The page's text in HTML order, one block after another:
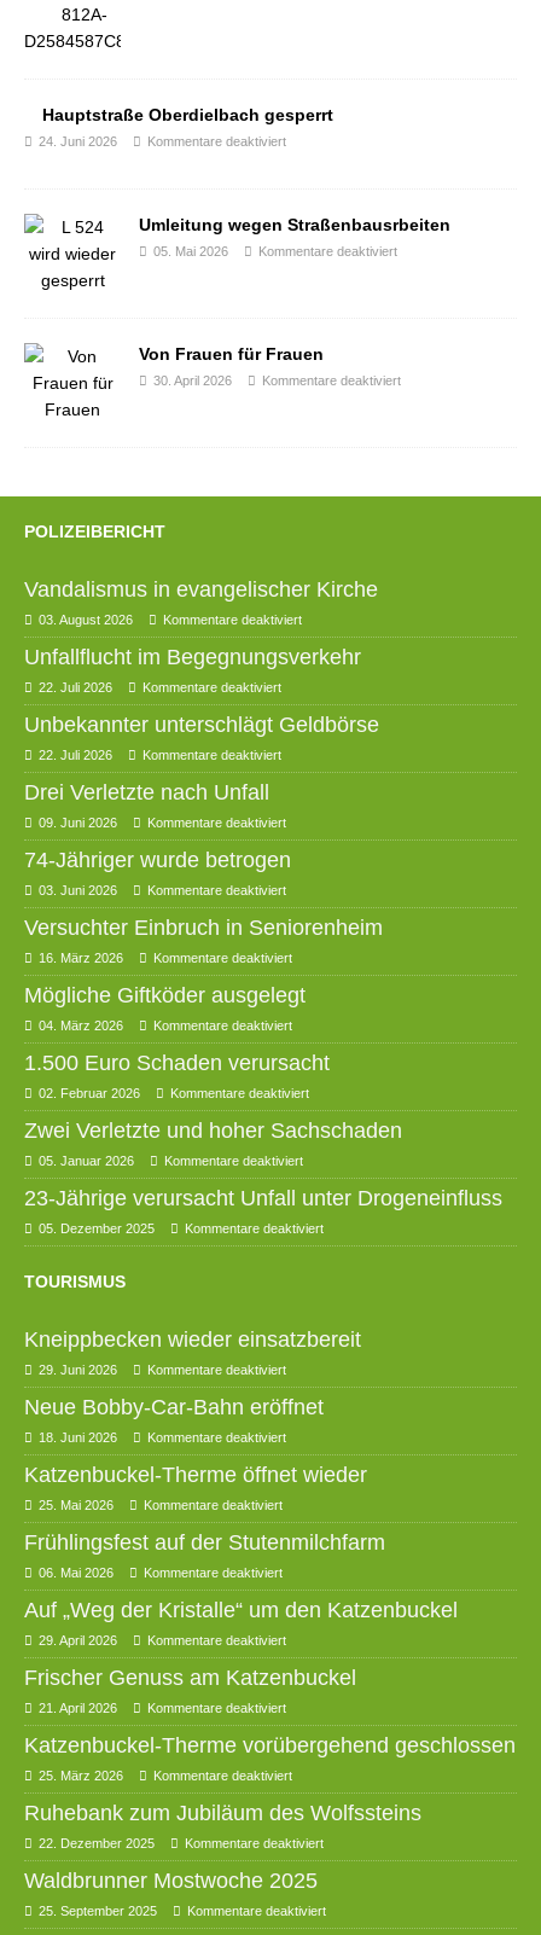
Hauptstraße Oberdielbach gesperrt
24. Juni 2026 Kommentare deaktiviert
Umleitung wegen Straßenbausrbeiten
05. Mai 2026 Kommentare deaktiviert
Von Frauen für Frauen
30. April 2026 Kommentare deaktiviert
POLIZEIBERICHT
Vandalismus in evangelischer Kirche
03. August 2026 Kommentare deaktiviert
Unfallflucht im Begegnungsverkehr
22. Juli 2026 Kommentare deaktiviert
Unbekannter unterschlägt Geldbörse
22. Juli 2026 Kommentare deaktiviert
Drei Verletzte nach Unfall
09. Juni 2026 Kommentare deaktiviert
74-Jähriger wurde betrogen
03. Juni 2026 Kommentare deaktiviert
Versuchter Einbruch in Seniorenheim
16. März 2026 Kommentare deaktiviert
Mögliche Giftköder ausgelegt
04. März 2026 Kommentare deaktiviert
1.500 Euro Schaden verursacht
02. Februar 2026 Kommentare deaktiviert
Zwei Verletzte und hoher Sachschaden
05. Januar 2026 Kommentare deaktiviert
23-Jährige verursacht Unfall unter Drogeneinfluss
05. Dezember 2025 Kommentare deaktiviert
TOURISMUS
Kneippbecken wieder einsatzbereit
29. Juni 2026 Kommentare deaktiviert
Neue Bobby-Car-Bahn eröffnet
18. Juni 2026 Kommentare deaktiviert
Katzenbuckel-Therme öffnet wieder
25. Mai 2026 Kommentare deaktiviert
Frühlingsfest auf der Stutenmilchfarm
06. Mai 2026 Kommentare deaktiviert
Auf „Weg der Kristalle“ um den Katzenbuckel
29. April 2026 Kommentare deaktiviert
Frischer Genuss am Katzenbuckel
21. April 2026 Kommentare deaktiviert
Katzenbuckel-Therme vorübergehend geschlossen
25. März 2026 Kommentare deaktiviert
Ruhebank zum Jubiläum des Wolfssteins
22. Dezember 2025 Kommentare deaktiviert
Waldbrunner Mostwoche 2025
25. September 2025 Kommentare deaktiviert